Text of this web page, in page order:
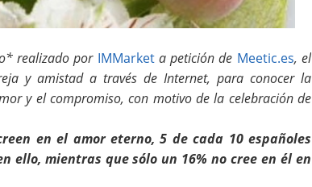
realizado por IMMarketa petición de Meetic.es, el
y amistad a través de Internet, para conocer la
y el compromiso, con motivo de la celebración de
en el amor eterno, 5 de cada 10 españoles
ello, mientras que sólo un 16% no cree en él en